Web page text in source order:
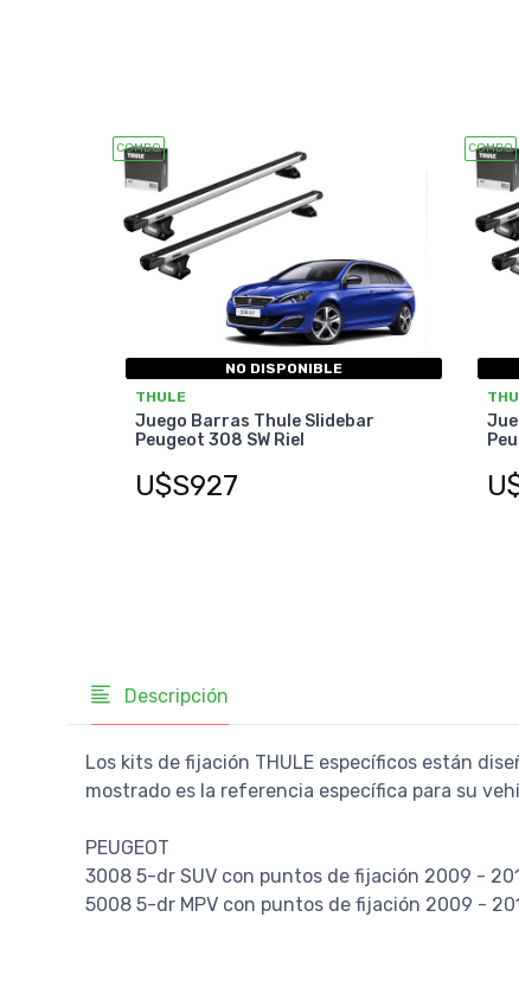
COMBO
NO DISPONIBLE
THULE
Juego Barras Thule Slidebar
Peugeot 308 SW Riel
U$S927
COMBO
Descripción
Los kits de fijación THULE específicos están
mostrado es la referencia específica para su
PEUGEOT
3008 5-dr SUV con puntos de fijación 2009 -
5008 5-dr MPV con puntos de fijación 2009 -